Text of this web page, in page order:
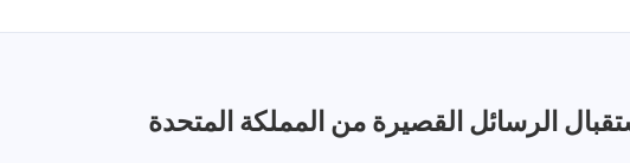
الرسائل القصيرة من المملكة المتحدة